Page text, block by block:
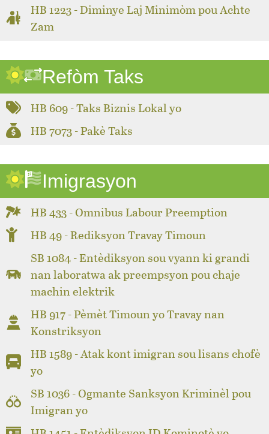
HB 1223 - Diminye Laj Minimòm pou Achte
Zam
Refòm Taks
HB 609 - Taks Biznis Lokal yo
HB 7073 - Pakè Taks
Imigrasyon
HB 433 - Omnibus Labour Preemption
HB 49 - Rediksyon Travay Timoun
SB 1084 - Entèdiksyon sou vyann ki grandi
nan laboratwa ak preempsyon pou chaje
machin elektrik
HB 917 - Pèmèt Timoun yo Travay nan
Konstriksyon
HB 1589 - Atak kont imigran sou lisans chofè
yo
SB 1036 - Ogmante Sanksyon Kriminèl pou
Imigran yo